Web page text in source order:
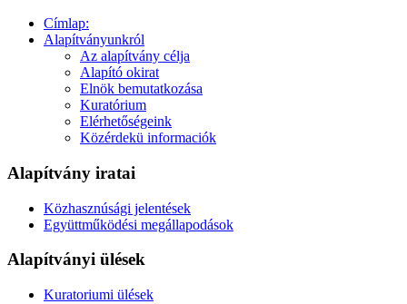
Címlap:
Alapítványunkról
Az alapítvány célja
Alapító okirat
Elnök bemutatkozása
Kuratórium
Elérhetőségeink
Közérdekü informaciók
Alapítvány iratai
Közhasznúsági jelentések
Együttműködési megállapodások
Alapítványi ülések
Kuratoriumi ülések